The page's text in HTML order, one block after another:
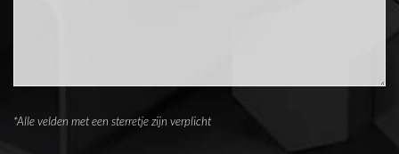
*Alle velden met een sterretje zijn verplicht